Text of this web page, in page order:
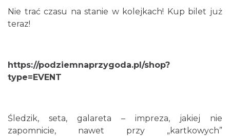
Chorzów
2026-12-13
11.74 km
Nie trać czasu na stanie w kolejkach! Kup bilet już
teraz!
https://podziemnaprzygoda.pl/shop?
type=EVENT
Śledzik, seta, galareta – impreza, jakiej nie
zapomnicie, nawet przy „kartkowych”